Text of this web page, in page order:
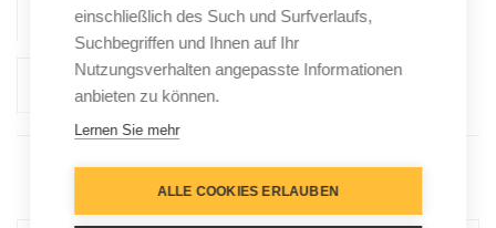
einschließlich des Such und Surfverlaufs,
Suchbegriffen und Ihnen auf Ihr
Nutzungsverhalten angepasste Informationen
anbieten zu können.
Lernen Sie mehr
ALLE COOKIES ERLAUBEN